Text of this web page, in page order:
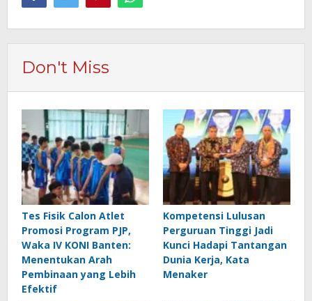
Don't Miss
Tes Fisik Calon Atlet
Promosi Program PJP,
Waka IV KONI Banten:
Menentukan Arah
Pembinaan yang Lebih
Efektif
Kompetensi Lulusan
Perguruan Tinggi Jadi
Kunci Hadapi Tantangan
Dunia Kerja, Kata
Menaker